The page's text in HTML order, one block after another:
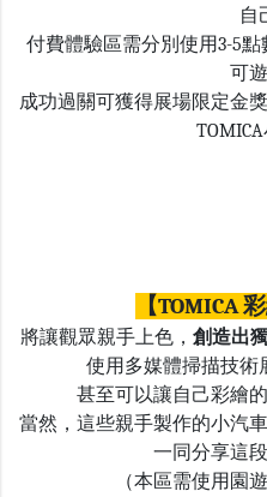
自
付費體驗區需分別使用3-5
可
成功過關可獲得展場限定金
【TOMICA
將讓觀眾親手上色， 創造出
使用多媒體掃描技術
甚至可以讓自己彩繪
當然，這些親手製作的小汽
一同分享這
（本區需使用園